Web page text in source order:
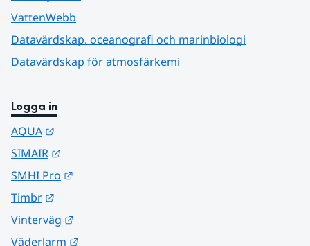
VattenWebb
Datavärdskap, oceanografi och marinbiologi
Datavärdskap för atmosfärkemi
Logga in
AQUA
SIMAIR
SMHI Pro
Timbr
Vinterväg
Väderlarm